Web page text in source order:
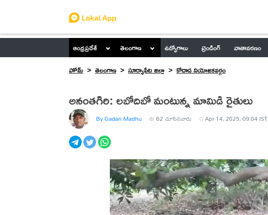
ఆంధ్రప్రదేశ్ తెలంగాణ ఉద్యోగాలు ట్రెండింగ్ వాతావరణం
హోమ్
తెలంగాణ సూర్యాపేట జిల్లా కోదాడ నియోజకవర్గం
అనంతగిరి: లబోదిబో మంటున్న మామిడి రైతులు
By Gadari Madhu 62 చూసినవారు Apr 14, 2025, 09:04 IST